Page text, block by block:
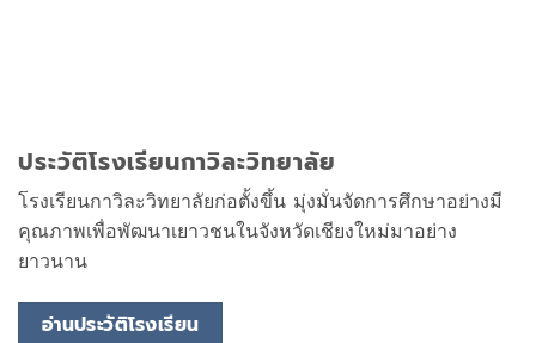
ประวัติโรงเรียนกาวิละวิทยาลัย
โรงเรียนกาวิละวิทยาลัยก่อตั้งขึ้น มุ่งมั่นจัดการศึกษาอย่างมี
คุณภาพเพื่อพัฒนาเยาวชนในจังหวัดเชียงใหม่มาอย่าง
ยาวนาน
อ่านประวัติโรงเรียน